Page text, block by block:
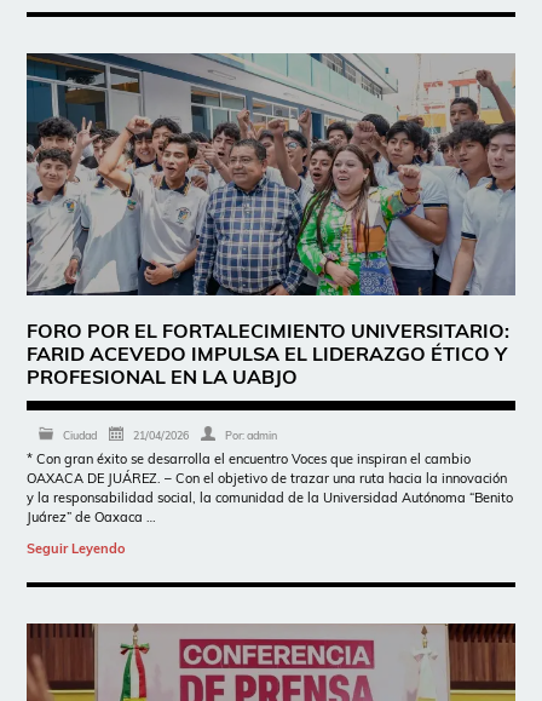
FORO POR EL FORTALECIMIENTO UNIVERSITARIO:
FARID ACEVEDO IMPULSA EL LIDERAZGO ÉTICO Y
PROFESIONAL EN LA UABJO
Ciudad 21/04/2026 Por:admin
* Con gran éxito se desarrolla el encuentro Voces que inspiran el cambio
OAXACA DE JUÁREZ. – Con el objetivo de trazar una ruta hacia la innovación
y la responsabilidad social, la comunidad de la Universidad Autónoma “Benito
Juárez” de Oaxaca …
Seguir Leyendo